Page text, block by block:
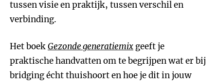
tussen visie en praktijk, tussen verschil en
verbinding.
Het boekGezonde generatiemix geeft je
praktische handvatten om te begrijpen wat er bij
bridging écht thuishoort en hoe je dit in jouw